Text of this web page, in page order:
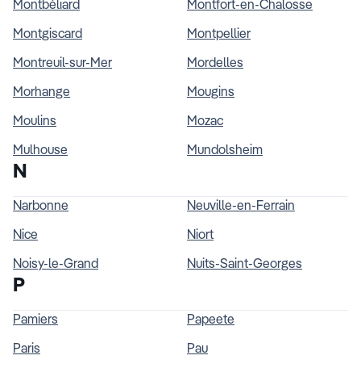
Montbéliard
Montfort-en-Chalosse
Montgiscard
Montpellier
Montreuil-sur-Mer
Mordelles
Morhange
Mougins
Moulins
Mozac
Mulhouse
Mundolsheim
N
Narbonne
Neuville-en-Ferrain
Nice
Niort
Noisy-le-Grand
Nuits-Saint-Georges
P
Pamiers
Papeete
Paris
Pau